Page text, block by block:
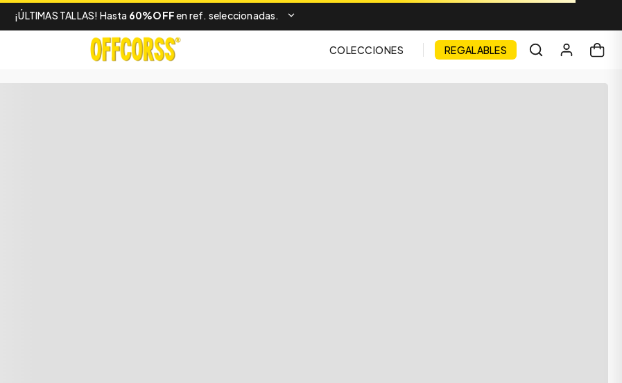
¡ÚLTIMAS TALLAS! Hasta 60%OFFen ref. seleccionadas.
COLECCIONES REGALABLES